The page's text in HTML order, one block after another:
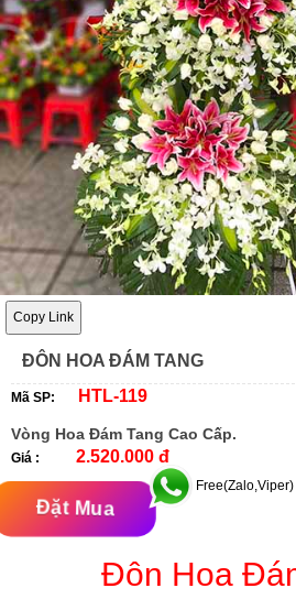
Copy Link
ĐÔN HOA ĐÁM TANG
Mã SP: HTL-119
Vòng Hoa Đám Tang Cao Cấp.
Giá : 2.520.000 đ
Đặt Mua
Free(Zalo,Viper)
Đôn Hoa